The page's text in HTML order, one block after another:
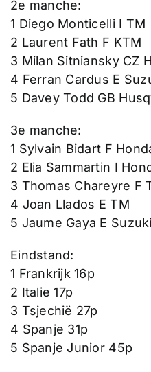
2e manche:
1 Diego Monticelli I TM
2 Laurent Fath F KTM
3 Milan Sitniansky CZ
4 Ferran Cardus E
5 Davey Todd GB
3e manche:
1 Sylvain Bidart F
2 Elia Sammartin I
3 Thomas Chareyre F
4 Joan Llados E TM
5 Jaume Gaya E Suzuki
Eindstand:
1 Frankrijk 16p
2 Italie 17p
3 Tsjechië 27p
4 Spanje 31p
5 Spanje Junior 45p